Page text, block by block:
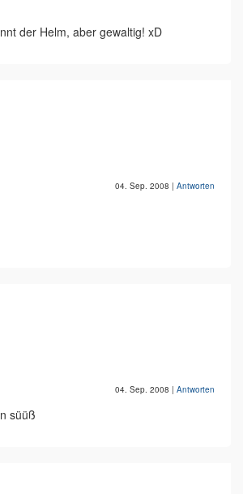
der Helm, aber gewaltig! xD
04. Sep. 2008 | Antworten
04. Sep. 2008 | Antworten
süüß